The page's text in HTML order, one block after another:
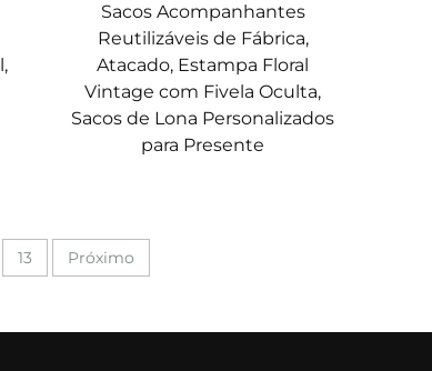
Sacos Acompanhantes
Reutilizáveis de Fábrica,
Atacado, Estampa Floral
Vintage com Fivela Oculta,
Sacos de Lona Personalizados
para Presente
13 Próximo